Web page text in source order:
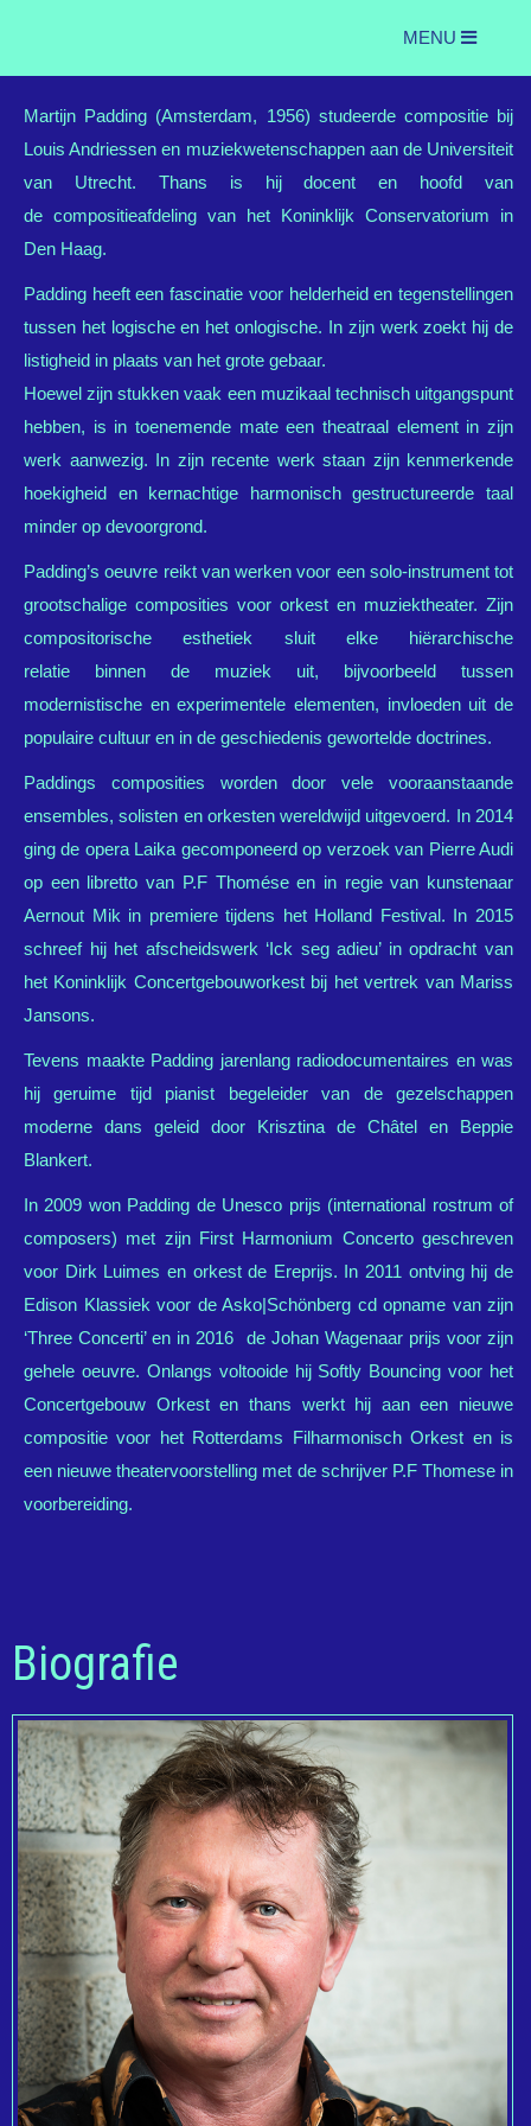
MENU
Martijn Padding (Amsterdam, 1956) studeerde compositie bij
Louis Andriessen en muziekwetenschappen aan de Universiteit
van Utrecht. Thans is hij docent en hoofd van
de compositieafdeling van het Koninklijk Conservatorium in
Den Haag.
Padding heeft een fascinatie voor helderheid en tegenstellingen
tussen het logische en het onlogische. In zijn werk zoekt hij de
listigheid in plaats van het grote gebaar.
Hoewel zijn stukken vaak een muzikaal technisch uitgangspunt
hebben, is in toenemende mate een theatraal element in zijn
werk aanwezig. In zijn recente werk staan zijn kenmerkende
hoekigheid en kernachtige harmonisch gestructureerde taal
minder op devoorgrond.
Padding’s oeuvre reikt van werken voor een solo-instrument tot
grootschalige composities voor orkest en muziektheater. Zijn
compositorische esthetiek sluit elke hiërarchische
relatie binnen de muziek uit, bijvoorbeeld tussen
modernistische en experimentele elementen, invloeden uit de
populaire cultuur en in de geschiedenis gewortelde doctrines.
Paddings composities worden door vele vooraanstaande
ensembles, solisten en orkesten wereldwijd uitgevoerd. In 2014
ging de opera Laika gecomponeerd op verzoek van Pierre Audi
op een libretto van P.F Thomése en in regie van kunstenaar
Aernout Mik in premiere tijdens het Holland Festival. In 2015
schreef hij het afscheidswerk ‘Ick seg adieu’ in opdracht van
het Koninklijk Concertgebouworkest bij het vertrek van Mariss
Jansons.
Tevens maakte Padding jarenlang radiodocumentaires en was
hij geruime tijd pianist begeleider van de gezelschappen
moderne dans geleid door Krisztina de Châtel en Beppie
Blankert.
In 2009 won Padding de Unesco prijs (international rostrum of
composers) met zijn First Harmonium Concerto geschreven
voor Dirk Luimes en orkest de Ereprijs. In 2011 ontving hij de
Edison Klassiek voor de Asko|Schönberg cd opname van zijn
‘Three Concerti’ en in 2016 de Johan Wagenaar prijs voor zijn
gehele oeuvre. Onlangs voltooide hij Softly Bouncing voor het
Concertgebouw Orkest en thans werkt hij aan een nieuwe
compositie voor het Rotterdams Filharmonisch Orkest en is
een nieuwe theatervoorstelling met de schrijver P.F Thomese in
voorbereiding.
Biografie